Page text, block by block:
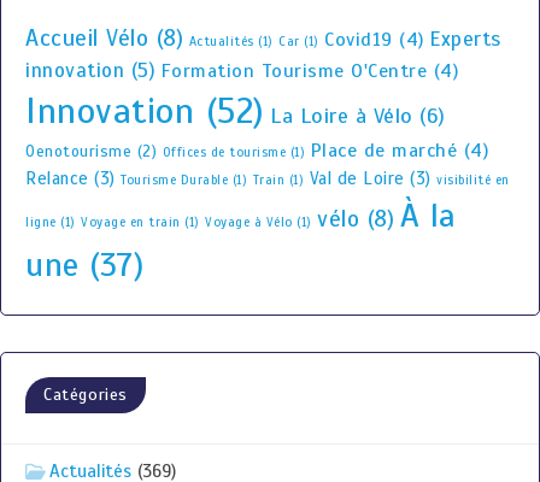
Accueil Vélo (8) Actualités (1) Car (1) Covid19 (4) Experts
innovation (5) Formation Tourisme O'Centre (4)
Innovation (52) La Loire à Vélo (6)
Oenotourisme (2) Offices de tourisme (1) Place de marché (4)
Relance (3) Tourisme Durable (1) Train (1) Val de Loire (3) visibilité en
ligne (1) Voyage en train (1) Voyage à Vélo (1) vélo (8) À la
une (37)
Catégories
Actualités (369)